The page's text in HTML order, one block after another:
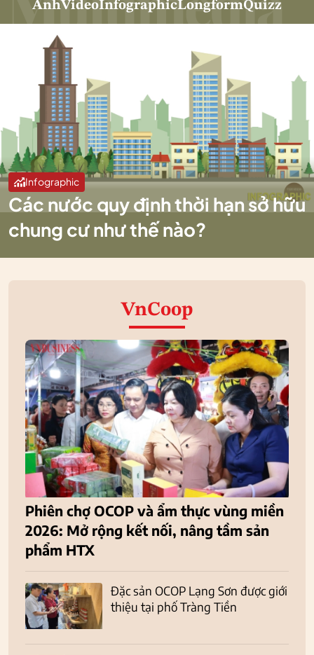
ẢnhVideoInfographicLongformQuizz
Infographic
Các nước quy định thời hạn sở hữu
chung cư như thế nào?
VnCoop
Phiên chợ OCOP và ẩm thực vùng miền
2026: Mở rộng kết nối, nâng tầm sản
phẩm HTX
Đặc sản OCOP Lạng Sơn được giới
thiệu tại phố Tràng Tiền